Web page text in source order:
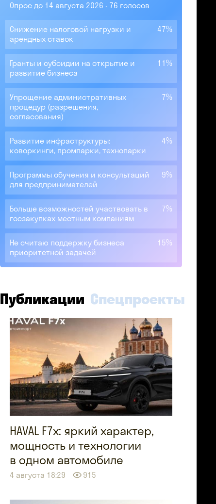
Опрос до 14 августа 2026 76 голосов
Снижение налоговой нагрузки и
арендных ставок
47%
Гранты и субсидии на открытие и
развитие бизнеса
11%
Упрощение административных
процедур (разрешения,
согласования)
7%
Развитие инфраструктуры:
коворкинги, промпарки, технопарки
4%
Программы обучения и консультаций
для предпринимателей
9%
Больше возможностей участвовать в
госзакупках местным компаниям
7%
Не считаю поддержку бизнеса
приоритетной задачей
15%
Публикации Спецпроекты
HAVAL F7x: яркий характер,
мощность и технологии
в одном автомобиле
4 августа 18:29 915